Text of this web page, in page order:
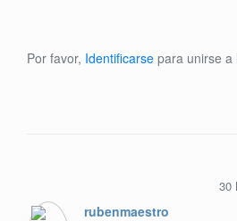
Por favor, Identificarse para unirse a
30
rubenmaestro